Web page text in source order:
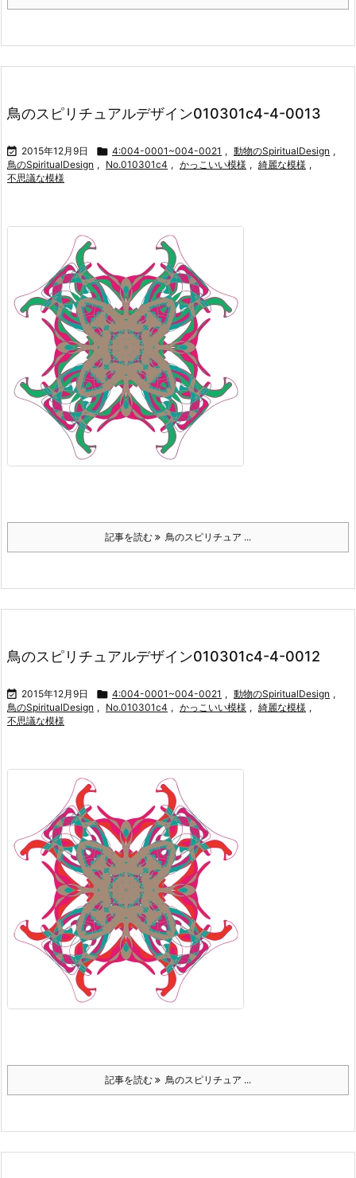
鳥のスピリチュアルデザイン010301c4-4-0013
 2015年12月9日  4:004-0001~004-0021 , 動物のSpiritualDesign ,
鳥のSpiritualDesign , No.010301c4 , かっこいい模様 , 綺麗な模様 ,
不思議な模様
記事を読む 鳥のスピリチュア ...
鳥のスピリチュアルデザイン010301c4-4-0012
 2015年12月9日  4:004-0001~004-0021 , 動物のSpiritualDesign ,
鳥のSpiritualDesign , No.010301c4 , かっこいい模様 , 綺麗な模様 ,
不思議な模様
記事を読む 鳥のスピリチュア ...